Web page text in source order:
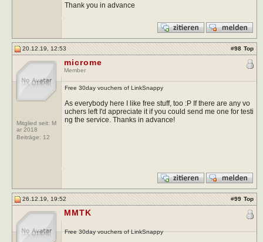
Thank you in advance
20.12.19, 12:53 #98 Top
Mitglied seit: M
ar 2018
Beiträge: 12
microme
Member
Free 30day vouchers of LinkSnappy
As everybody here I like free stuff, too :P If there are any vo
uchers left I'd appreciate it if you could send me one for testi
ng the service. Thanks in advance!
26.12.19, 19:52 #99 Top
MMTK
Free 30day vouchers of LinkSnappy